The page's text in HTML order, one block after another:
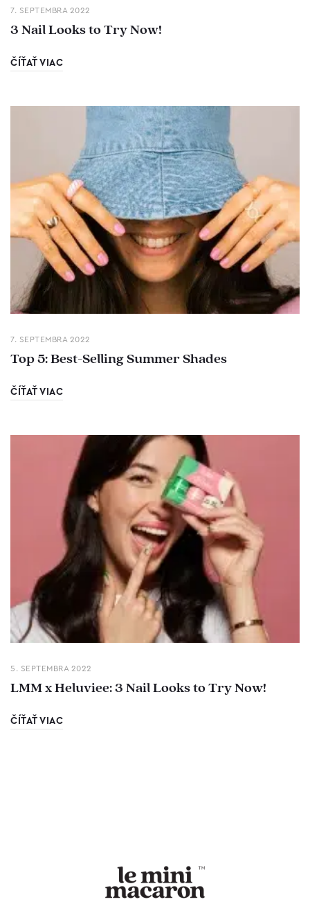
7. SEPTEMBRA 2022
3 Nail Looks to Try Now!
ČÍŤAŤ VIAC
7. SEPTEMBRA 2022
Top 5: Best-Selling Summer Shades
ČÍŤAŤ VIAC
5. SEPTEMBRA 2022
LMM x Heluviee: 3 Nail Looks to Try Now!
ČÍŤAŤ VIAC